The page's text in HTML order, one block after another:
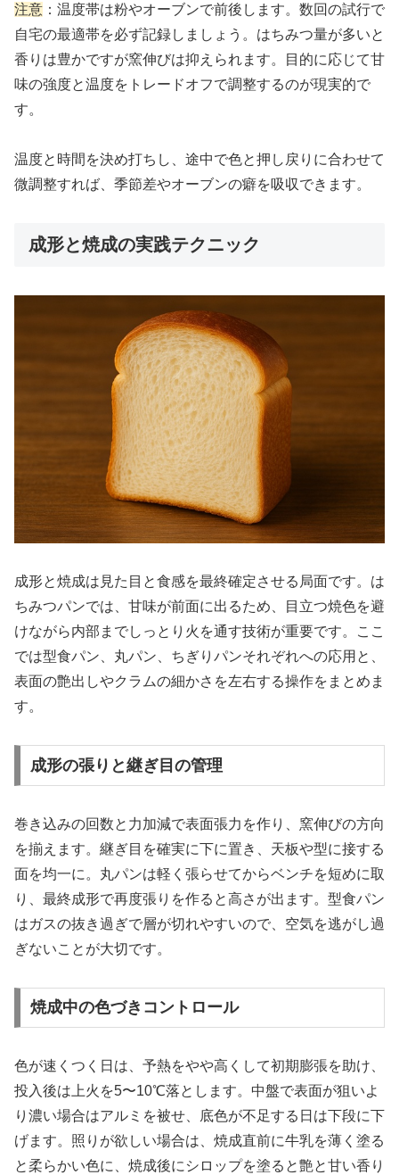
注意 ：温度帯は粉やオーブンで前後します。数回の試行で
自宅の最適帯を必ず記録しましょう。はちみつ量が多いと
香りは豊かですが窯伸びは抑えられます。目的に応じて甘
味の強度と温度をトレードオフで調整するのが現実的で
す。
温度と時間を決め打ちし、途中で色と押し戻りに合わせて
微調整すれば、季節差やオーブンの癖を吸収できます。
成形と焼成の実践テクニック
成形と焼成は見た目と食感を最終確定させる局面です。は
ちみつパンでは、甘味が前面に出るため、目立つ焼色を避
けながら内部までしっとり火を通す技術が重要です。ここ
では型食パン、丸パン、ちぎりパンそれぞれへの応用と、
表面の艶出しやクラムの細かさを左右する操作をまとめま
す。
成形の張りと継ぎ目の管理
巻き込みの回数と力加減で表面張力を作り、窯伸びの方向
を揃えます。継ぎ目を確実に下に置き、天板や型に接する
面を均一に。丸パンは軽く張らせてからベンチを短めに取
り、最終成形で再度張りを作ると高さが出ます。型食パン
はガスの抜き過ぎで層が切れやすいので、空気を逃がし過
ぎないことが大切です。
焼成中の色づきコントロール
色が速くつく日は、予熱をやや高くして初期膨張を助け、
投入後は上火を5〜10℃落とします。中盤で表面が狙いよ
り濃い場合はアルミを被せ、底色が不足する日は下段に下
げます。照りが欲しい場合は、焼成直前に牛乳を薄く塗る
と柔らかい色に、焼成後にシロップを塗ると艶と甘い香り